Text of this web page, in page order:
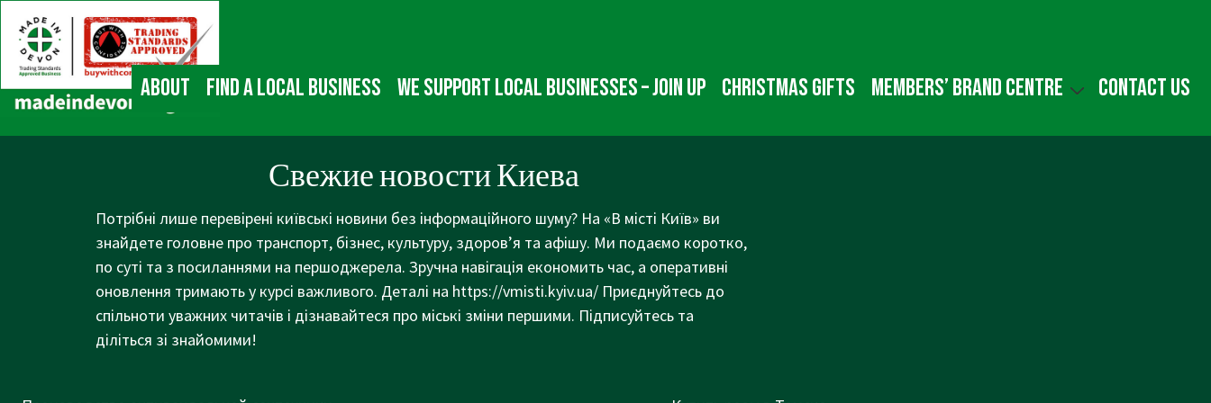
Skip
Main
Content
Main
Navigation
About Find a local business We Support Local Businesses – Join up Christmas gifts Members’ Brand Centre Contact us
Свежие новости Киева
Потрібні лише перевірені київські новини без інформаційного шуму? На «В місті Київ» ви
знайдете головне про транспорт, бізнес, культуру, здоров’я та афішу. Ми подаємо коротко,
по суті та з посиланнями на першоджерела. Зручна навігація економить час, а оперативні
оновлення тримають у курсі важливого. Деталі на https://vmisti.kyiv.ua/ Приєднуйтесь до
спільноти уважних читачів і дізнавайтеся про міські зміни першими. Підписуйтесь та
діліться зі знайомими!